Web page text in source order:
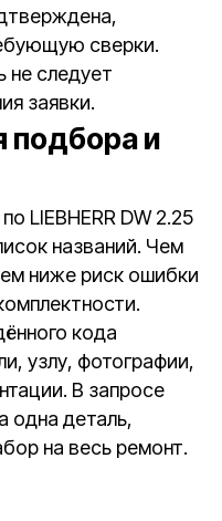
сверки.
не следует
заявки.
подбора и
LIEBHERR DW 2.25
названий. Чем
ниже риск ошибки
кода
узлу, фотографии,
В запросе
одна деталь,
на весь ремонт.